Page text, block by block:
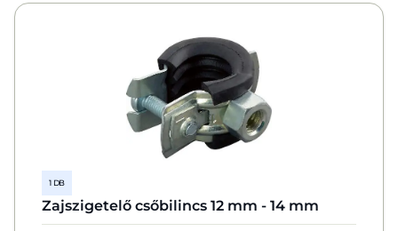
1 DB
Zajszigetelő csőbilincs 12 mm - 14 mm